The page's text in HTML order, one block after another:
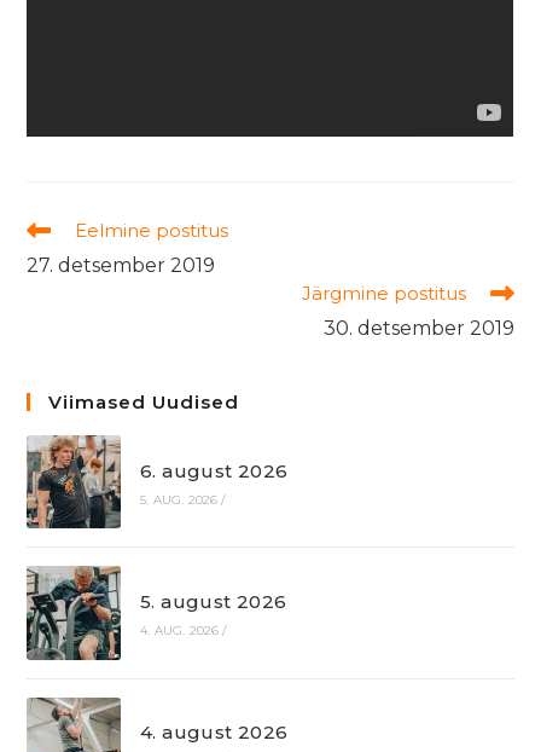
Read
more
articles
Eelmine postitus
27. detsember 2019
Järgmine postitus
30. detsember 2019
Viimased Uudised
6. august 2026
5. AUG. 2026 /
5. august 2026
4. AUG. 2026 /
4. august 2026